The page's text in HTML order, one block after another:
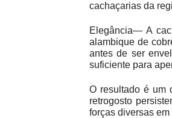
cachaçarias da
Elegância— A
alambique de
antes de ser
suficiente para
O resultado é um
retrogosto
forças diversas